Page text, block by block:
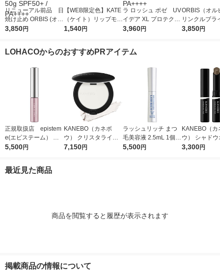
リニューアル前品 日
焼け止め ORBIS (オル
ビス) リンクルブライ
3,850円
【WEB限定色】KATE
（ケイト）リップモン
スター 04 パンプキン
1,540円
ラ ロッシュ ポゼ UV
イデア XL プロテクシ
ョントーンアップ ロ
3,960円
ORBIS（オル
リンクルブラ
プロテクター
3,850円
LOHACOからのおすすめPRアイテム
正規取扱店 epistem
e(エピステーム） パ
ワライズラッシュセラ
5,500円
KANEBO（カネボ
ウ） クリスタライズ
ドフィックスパウダー
7,150円
ラッシュリッチ まつ
毛美容液 2.5mL 1個
ロート製薬
5,500円
KANEBO（カ
ウ） シャドウオンフ
ェース 01
3,300円
最近見た商品
商品を閲覧すると履歴が表示されます
掲載商品の情報について